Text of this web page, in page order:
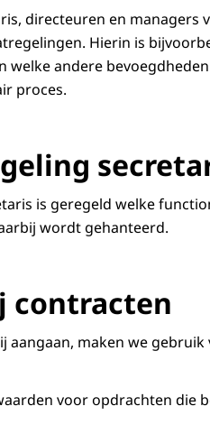
directeuren en managers
Hierin is
welke andere
proces.
is geregeld welke
wordt gehanteerd.
contracten
aangaan, maken we
voor opdrachten die